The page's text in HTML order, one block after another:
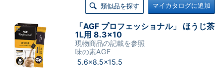
類似品を探す マイカタログに追加
「AGF プロフェッショナル」 ほうじ茶
1L用 8.3×10
現物商品の記載を参照
味の素AGF
5.6×8.5×15.5